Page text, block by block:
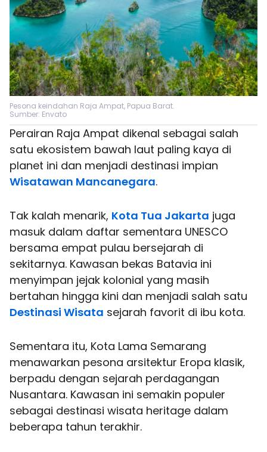
Pesona keindahan Raja Ampat, Papua Barat.
Sumber: Envato
Perairan Raja Ampat dikenal sebagai salah
satu ekosistem bawah laut paling kaya di
planet ini dan menjadi destinasi impian
Wisatawan Mancanegara.
Tak kalah menarik, Kota Tua Jakarta juga
masuk dalam daftar sementara UNESCO
bersama empat pulau bersejarah di
sekitarnya. Kawasan bekas Batavia ini
menyimpan jejak kolonial yang masih
bertahan hingga kini dan menjadi salah satu
Destinasi Wisata sejarah favorit di ibu kota.
Sementara itu, Kota Lama Semarang
menawarkan pesona arsitektur Eropa klasik,
berpadu dengan sejarah perdagangan
Nusantara. Kawasan ini semakin populer
sebagai destinasi wisata heritage dalam
beberapa tahun terakhir.